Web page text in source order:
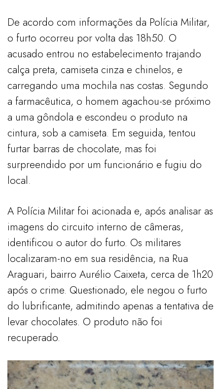
De acordo com informações da Polícia Militar,
o furto ocorreu por volta das 18h50. O
acusado entrou no estabelecimento trajando
calça preta, camiseta cinza e chinelos, e
carregando uma mochila nas costas. Segundo
a farmacêutica, o homem agachou-se próximo
a uma gôndola e escondeu o produto na
cintura, sob a camiseta. Em seguida, tentou
furtar barras de chocolate, mas foi
surpreendido por um funcionário e fugiu do
local.
A Polícia Militar foi acionada e, após analisar as
imagens do circuito interno de câmeras,
identificou o autor do furto. Os militares
localizaram-no em sua residência, na Rua
Araguari, bairro Aurélio Caixeta, cerca de 1h20
após o crime. Questionado, ele negou o furto
do lubrificante, admitindo apenas a tentativa de
levar chocolates. O produto não foi
recuperado.